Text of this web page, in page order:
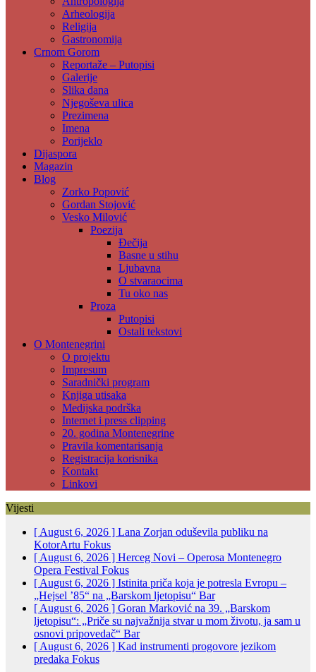
Arheologija
Religija
Gastronomija
Crnom Gorom
Reportaže – Putopisi
Galerije
Slika dana
Njegoševa ulica
Prezimena
Imena
Porijeklo
Dijaspora
Magazin
Blog
Zorko Popović
Gordan Stojović
Vesko Milović
Poezija
Đečija
Basne u stihu
Ljubavna
O stvaraocima
Tu oko nas
Proza
Putopisi
Ostali tekstovi
O Montenegrini
O projektu
Impresum
Saradnički program
Knjiga utisaka
Medijska podrška
Internet i press clipping
20. godina Montenegrine
Pravila komentarisanja
Registracija korisnika
Kontakt
Linkovi
Vijesti
[ August 6, 2026 ] Lana Zorjan oduševila publiku na
KotorArtu Fokus
[ August 6, 2026 ] Herceg Novi – Operosa Montenegro
Opera Festival Fokus
[ August 6, 2026 ] Istinita priča koja je potresla Evropu –
„Hejsel ’85“ na „Barskom ljetopisu“ Bar
[ August 6, 2026 ] Goran Marković na 39. „Barskom
ljetopisu“: „Priče su najvažnija stvar u mom životu, ja sam u
osnovi pripovedač“ Bar
[ August 6, 2026 ] Kad instrumenti progovore jezikom
predaka Fokus